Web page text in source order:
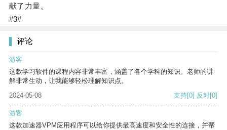
献了力量。
#3#
评论
游客
这款学习软件的课程内容非常丰富，涵盖了各个学科的知识。老师的讲
解非常生动，让我能够轻松理解知识点。
2024-05-08
支持[0] 反对[0]
游客
这款加速器VPM应用程序可以给你提供最高速度和安全性的连接，并帮